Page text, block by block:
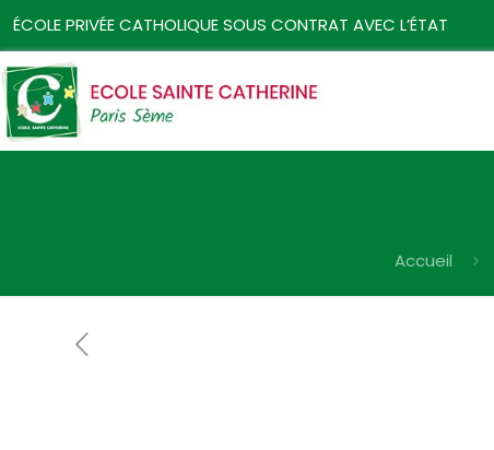
ÉCOLE PRIVÉE CATHOLIQUE SOUS CONTRAT AVEC L’ÉTAT
Accueil